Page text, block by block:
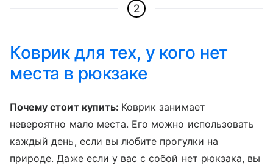
2
Коврик для тех, у кого нет
места в рюкзаке
Почему стоит купить: Коврик занимает
невероятно мало места. Его можно использовать
каждый день, если вы любите прогулки на
природе. Даже если у вас с собой нет рюкзака, вы